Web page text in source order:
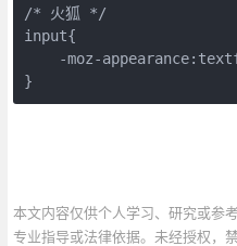
/* 火狐 */
input{
-moz-
}
本文内容仅供个人学习、研究或参
专业指导或法律依据。未经授权，